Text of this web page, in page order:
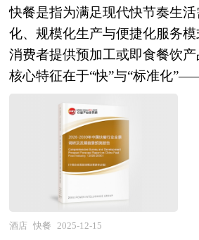
驱动，倒逼餐饮企业加速智能化
生的存量餐饮空间升级为智能
而"一带一路"沿线国家餐饮业现
术输出开辟新蓝海。产业投资逻
备AI算法优势、场景理解深度
企业将主导竞争格局。本商业计
产业研究院系统性研究框架，通
商业模式论证与政策风险研判，
合"十五五"服务业升级导向、顺
的智能餐厅投资运营方案，精准
础和潜力，才能编制出符合当地
划。中研普华拥有完善的调研
全面的根据当地实际条件提取
一些约束性指标。区域产业发展
更多利用翔实的数据和图表说话
规划的一个重要标志。中研普华
源渠道，以及对规划结构的精准
度的做到利用数据图表支撑自身
展规划必须要具有较强的可操作
必须要落脚到产业发展目录上。
进新时代的第一个五年规划，“
未来30年经济社会发展的新征
迈进新时代的第一个五年规划
济发展的新起点。本次十九届五
以往五年规划建议单独的提出与
划的建议与2035年远景目标的
见“十四五”规划不仅是过往五年
进一步擘画未来15年乃至30年
五年规划是国家对经济社会发展
一种纲领性文件。目前中国也是
划（计划）最多的国家。“十四
快餐是指为满足现代快节奏生
化、规模化生产与便捷化服务
消费者提供预加工或即食餐饮
核心特征在于“快”与“标准化
口味、分量和卫生标准的稳定性
饪步骤、优化服务流程，将顾客
分钟甚至更短。 快餐的品类覆
汉堡、炸鸡、薯条为代表的西式
套餐、面条、粥品、煎饺等中式
沙拉、轻食等健康餐饮领域。其
酒店 快餐 2025-12-15